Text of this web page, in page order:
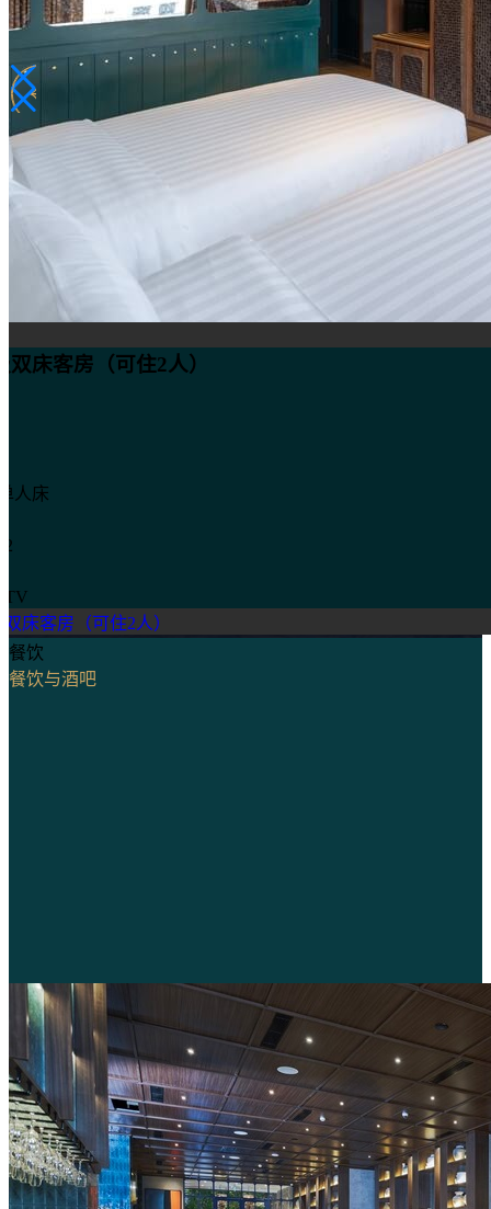
床客房（可住2人）
人床
床客房（可住2人）
餐饮
餐饮与酒吧